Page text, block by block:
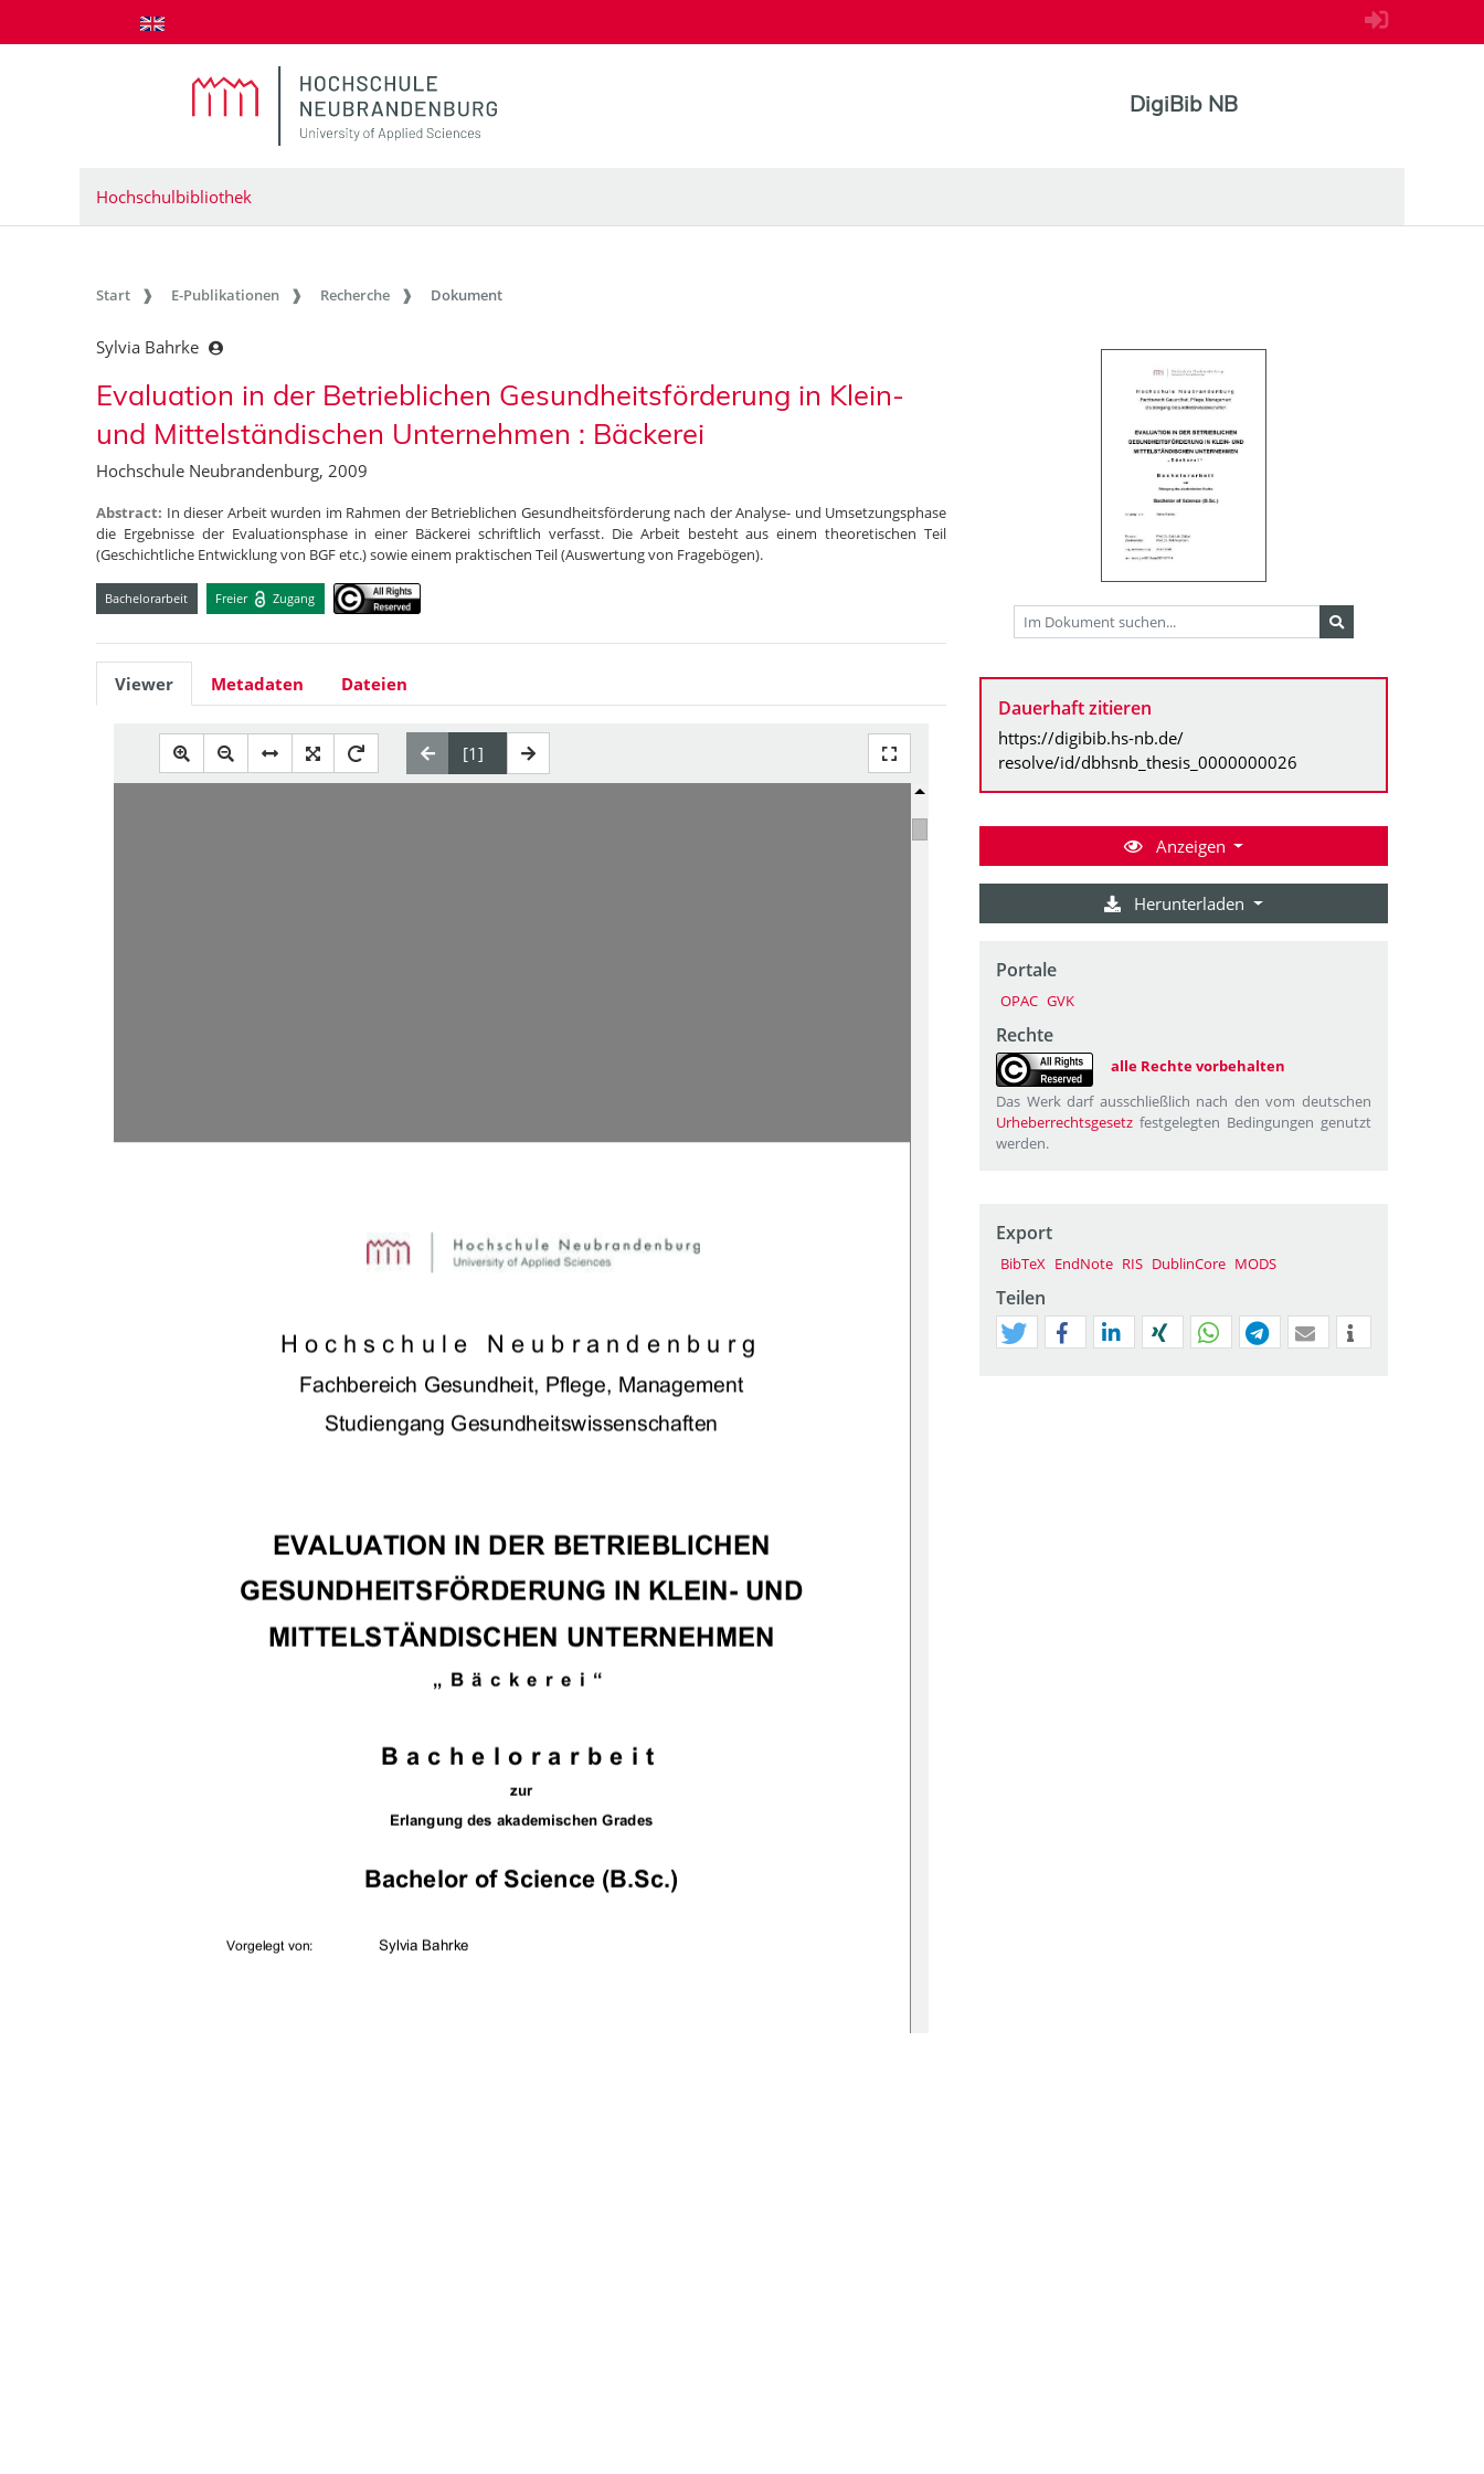
zum Inhalt springen
DigiBib NB
Hochschulbibliothek
Start E-Publikationen Recherche Dokument
Sylvia Bahrke
Evaluation in der Betrieblichen Gesundheitsförderung in Klein-
und Mittelständischen Unternehmen : Bäckerei
Hochschule Neubrandenburg, 2009
Abstract: In dieser Arbeit wurden im Rahmen der Betrieblichen Gesundheitsförderung nach der Analyse- und Umsetzungsphase
die Ergebnisse der Evaluationsphase in einer Bäckerei schriftlich verfasst. Die Arbeit besteht aus einem theoretischen Teil
(Geschichtliche Entwicklung von BGF etc.) sowie einem praktischen Teil (Auswertung von Fragebögen).
Bachelorarbeit Freier Zugang
Viewer Metadaten Dateien
Hochschule Neubrandenburg
Fachbereich Gesundheit, Pflege, Management
Studiengang Gesundheitswissenschaften
EVALUATION IN DER BETRIEBLICHEN
GESUNDHEITSFÖRDERUNG IN KLEIN- UND
MITTELSTÄNDISCHEN UNTERNEHMEN
„Bäckerei“
Bachelorarbeit
zur
Erlangung des akademischen Grades
Bachelor of Science (B.Sc.)
Vorgelegt von:
                Sylvia                Bahrke
Dauerhaft zitieren
https://digibib.hs-nb.de/
resolve/id/dbhsnb_thesis_0000000026
Anzeigen
Herunterladen
Portale
OPAC GVK
Rechte
alle Rechte vorbehalten
Das Werk darf ausschließlich nach den vom deutschen
Urheberrechtsgesetz festgelegten Bedingungen genutzt
werden.
Export
BibTeX EndNote RIS DublinCore MODS
Teilen